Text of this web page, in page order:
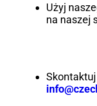
Użyj
na naszej